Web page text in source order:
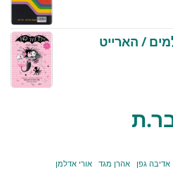
מתחת למים / הארייט
אדיבה גפן אהרן מגד אורי אדלמן